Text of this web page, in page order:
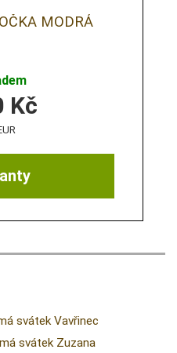
MODRÁ
Kč
svátek Vavřinec
svátek Zuzana